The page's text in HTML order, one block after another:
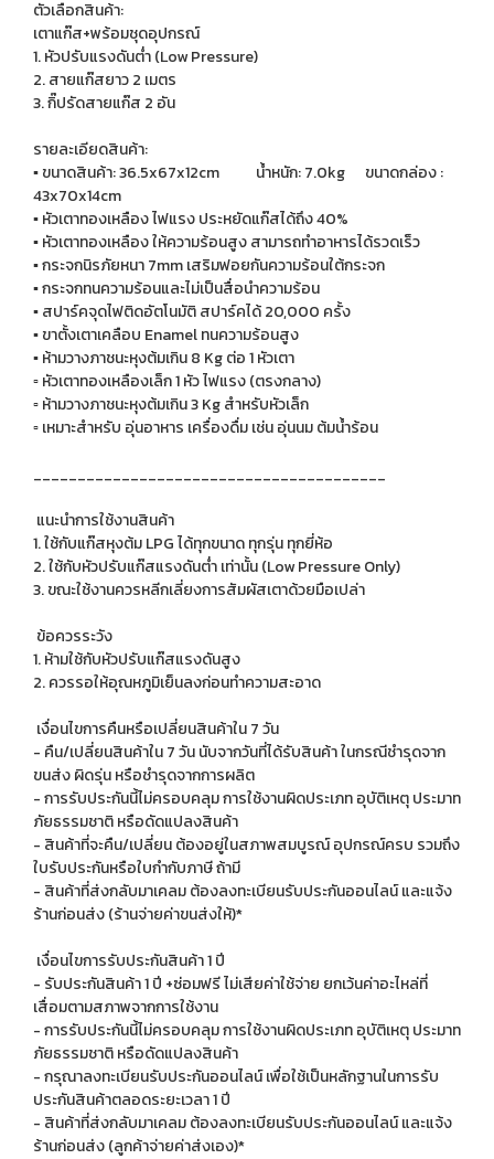
ตัวเลือกสินค้า:
เตาแก๊ส+พร้อมชุดอุปกรณ์
1. หัวปรับแรงดันต่ำ (Low Pressure)
2. สายแก๊สยาว 2 เมตร
3. กิ๊ปรัดสายแก๊ส 2 อัน
รายละเอียดสินค้า:
▪️ ขนาดสินค้า: 36.5x67x12cm น้ำหนัก: 7.0kg ขนาดกล่อง :
43x70x14cm
▪️ หัวเตาทองเหลือง ไฟแรง ประหยัดแก๊สได้ถึง 40%
▪️ หัวเตาทองเหลือง ให้ความร้อนสูง สามารถทำอาหารได้รวดเร็ว
▪️ กระจกนิรภัยหนา 7mm เสริมฟอยกันความร้อนใต้กระจก
▪️ กระจกทนความร้อนและไม่เป็นสื่อนำความร้อน
▪️ สปาร์คจุดไฟติดอัตโนมัติ สปาร์คได้ 20,000 ครั้ง
▪️ ขาตั้งเตาเคลือบ Enamel ทนความร้อนสูง
▪️ ห้ามวางภาชนะหุงต้มเกิน 8 Kg ต่อ 1 หัวเตา
▫️ หัวเตาทองเหลืองเล็ก 1 หัว ไฟแรง (ตรงกลาง)
▫️ ห้ามวางภาชนะหุงต้มเกิน 3 Kg สำหรับหัวเล็ก
▫️ เหมาะสำหรับ อุ่นอาหาร เครื่องดื่ม เช่น อุ่นนม ต้มน้ำร้อน
________________________________________
แนะนำการใช้งานสินค้า
1. ใช้กับแก๊สหุงต้ม LPG ได้ทุกขนาด ทุกรุ่น ทุกยี่ห้อ
2. ใช้กับหัวปรับแก๊สแรงดันต่ำ เท่านั้น (Low Pressure Only)
3. ขณะใช้งานควรหลีกเลี่ยงการสัมผัสเตาด้วยมือเปล่า
ข้อควรระวัง
1. ห้ามใช้กับหัวปรับแก๊สแรงดันสูง
2. ควรรอให้อุณหภูมิเย็นลงก่อนทำความสะอาด
เงื่อนไขการคืนหรือเปลี่ยนสินค้าใน 7 วัน
- คืน/เปลี่ยนสินค้าใน 7 วัน นับจากวันที่ได้รับสินค้า ในกรณีชำรุดจาก
ขนส่ง ผิดรุ่น หรือชำรุดจากการผลิต
- การรับประกันนี้ไม่ครอบคลุม การใช้งานผิดประเภท อุบัติเหตุ ประมาท
ภัยธรรมชาติ หรือดัดแปลงสินค้า
- สินค้าที่จะคืน/เปลี่ยน ต้องอยู่ในสภาพสมบูรณ์ อุปกรณ์ครบ รวมถึง
ใบรับประกันหรือใบกำกับภาษี ถ้ามี
- สินค้าที่ส่งกลับมาเคลม ต้องลงทะเบียนรับประกันออนไลน์ และแจ้ง
ร้านก่อนส่ง (ร้านจ่ายค่าขนส่งให้)*
เงื่อนไขการรับประกันสินค้า 1 ปี
- รับประกันสินค้า 1 ปี +ซ่อมฟรี ไม่เสียค่าใช้จ่าย ยกเว้นค่าอะไหล่ที่
เสื่อมตามสภาพจากการใช้งาน
- การรับประกันนี้ไม่ครอบคลุม การใช้งานผิดประเภท อุบัติเหตุ ประมาท
ภัยธรรมชาติ หรือดัดแปลงสินค้า
- กรุณาลงทะเบียนรับประกันออนไลน์ เพื่อใช้เป็นหลักฐานในการรับ
ประกันสินค้าตลอดระยะเวลา 1 ปี
- สินค้าที่ส่งกลับมาเคลม ต้องลงทะเบียนรับประกันออนไลน์ และแจ้ง
ร้านก่อนส่ง (ลูกค้าจ่ายค่าส่งเอง)*